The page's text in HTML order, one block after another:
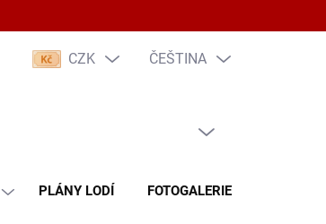
CZK ČEŠTINA
PLÁNY LODÍ FOTOGALERIE